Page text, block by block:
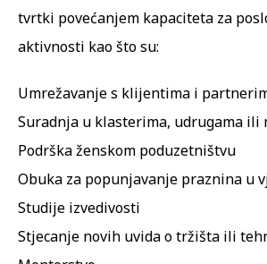
tvrtki povećanjem kapaciteta za
aktivnosti kao što su:
Umrežavanje s klijentima i
Suradnja u klasterima, udrugama ili
Podrška ženskom poduzetništvu
Obuka za popunjavanje praznina u
Studije izvedivosti
Stjecanje novih uvida o tržišta ili